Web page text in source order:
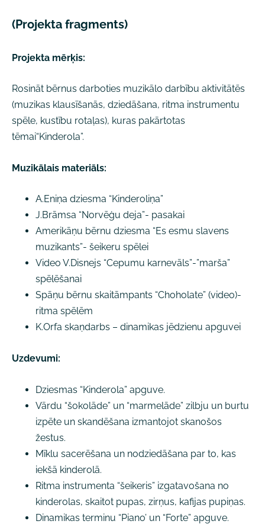
(Projekta fragments)
Projekta mērķis:
Rosināt bērnus darboties muzikālo darbību aktivitātēs
(muzikas klausīšanās, dziedāšana, ritma instrumentu
spēle, kustību rotaļas), kuras pakārtotas
tēmai“Kinderola”.
Muzikālais materiāls:
A.Eniņa dziesma “Kinderoliņa”
J.Brāmsa “Norvēģu deja”- pasakai
Amerikāņu bērnu dziesma “Es esmu slavens
muzikants”- šeikeru spēlei
Video V.Disnejs “Cepumu karnevāls”-”marša”
spēlēšanai
Spāņu bērnu skaitāmpants “Choholate” (video)-
ritma spēlēm
K.Orfa skaņdarbs – dinamikas jēdzienu apguvei
Uzdevumi:
Dziesmas “Kinderola” apguve.
Vārdu “šokolāde” un “marmelāde” zilbju un burtu
izpēte un skandēšana izmantojot skanošos
žestus.
Mīklu sacerēšana un nodziedāšana par to, kas
iekšā kinderolā.
Ritma instrumenta “šeikeris” izgatavošana no
kinderolas, skaitot pupas, zirņus, kafijas pupiņas.
Dinamikas terminu “Piano’ un “Forte” apguve.